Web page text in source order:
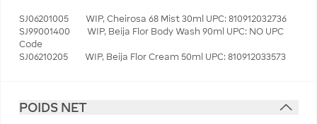
SJ06201005 WIP, Cheirosa 68 Mist 30ml UPC: 810912032736
SJ99001400 WIP, Beija Flor Body Wash 90ml UPC: NO UPC
Code
SJ06210205 WIP, Beija Flor Cream 50ml UPC: 810912033573
POIDS NET